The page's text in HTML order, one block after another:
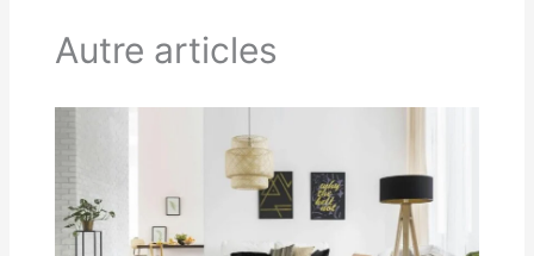
Autre articles